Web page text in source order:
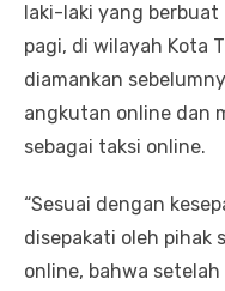
laki-laki yang
pagi, di wilayah Kota
diamankan
angkutan online dan
sebagai taksi online.
“Sesuai dengan
disepakati oleh pihak
online, bahwa